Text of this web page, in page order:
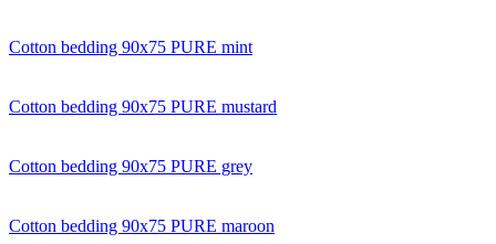
Cotton bedding 90x75 PURE mint
Cotton bedding 90x75 PURE mustard
Cotton bedding 90x75 PURE grey
Cotton bedding 90x75 PURE maroon